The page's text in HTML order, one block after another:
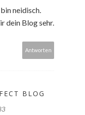
neidisch.
dein Blog sehr.
Antworten
BLOG